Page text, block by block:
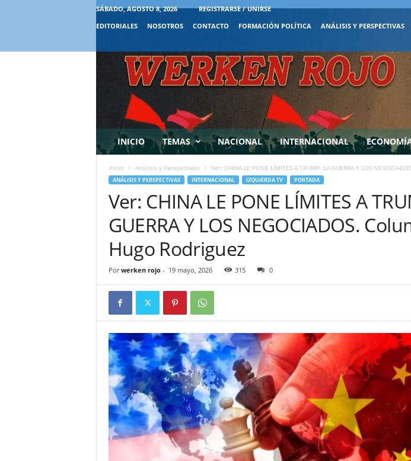
SÁBADO, AGOSTO 8, 2026
REGISTRARSE / UNIRSE
EDITORIALES
NOSOTROS CONTACTO FORMACIÓN POLÍTICA ANÁLISIS Y PERSPECTIVAS
INICIO TEMAS NACIONAL INTERNACIONAL
Inicio Análisis y Perspectivas Ver: CHINA LE PONE LÍMITES A TRUMP. LA GUERRA Y LOS
ANÁLISIS Y PERSPECTIVAS INTERNACIONAL IZQUIERDA TV PORTADA
Ver: CHINA LE PONE LÍMITES A
GUERRA Y LOS NEGOCIADOS.
Hugo Rodriguez
Por werken rojo- 19 mayo, 2026 315 0